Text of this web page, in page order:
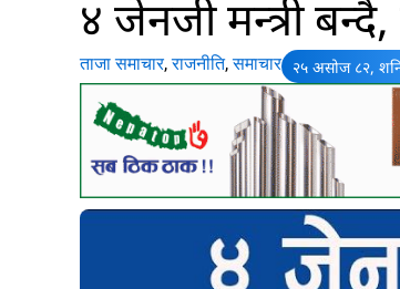
४ जेनजी मन्त्री
ताजा समाचार,राजनीति,समाचार २५ असोज ८२,